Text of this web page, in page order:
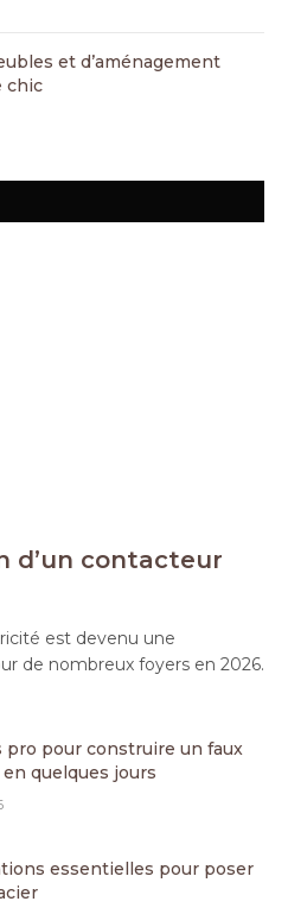
et d’aménagement
chic
d’un contacteur
est devenu une
de nombreux foyers en 2026.
pro pour construire un faux
quelques jours
essentielles pour poser